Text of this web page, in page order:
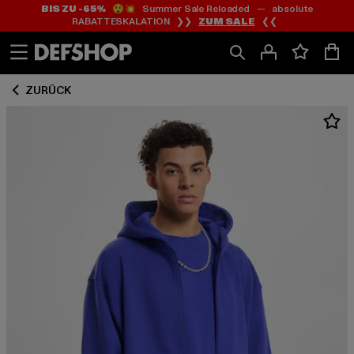
Zum
Inhalt
springen
Zum
Fußzeile
springen
BIS ZU -65%😲💥 Summer Sale Reloaded — absolute
RABATTESKALATION ❯❯ ZUM SALE ❮❮
ZURÜCK